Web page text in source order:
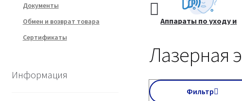
Курсы
косметологии.
Все товары
Аппараты по уходу и
Лазерная
Фильтр
Документы
Обмен и возврат товара
Сертификаты
Информация